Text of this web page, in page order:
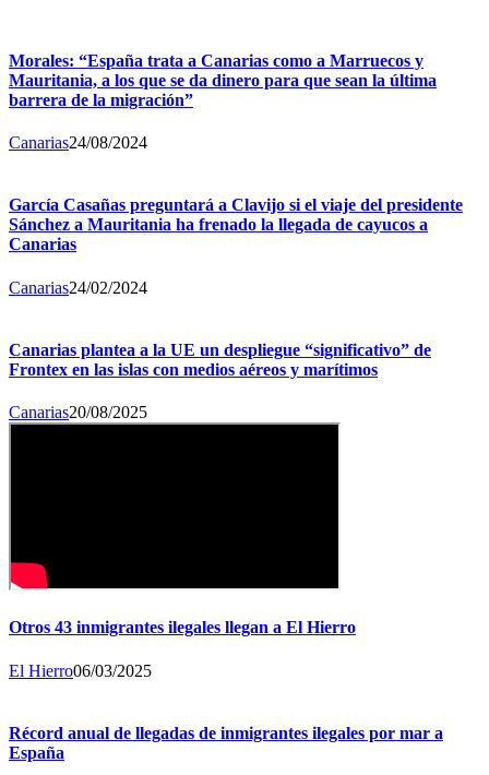
Morales: “España trata a Canarias como a Marruecos y
Mauritania, a los que se da dinero para que sean la última
barrera de la migración”
Canarias24/08/2024
García Casañas preguntará a Clavijo si el viaje del presidente
Sánchez a Mauritania ha frenado la llegada de cayucos a
Canarias
Canarias24/02/2024
Canarias plantea a la UE un despliegue “significativo” de
Frontex en las islas con medios aéreos y marítimos
Canarias20/08/2025
Otros 43 inmigrantes ilegales llegan a El Hierro
El Hierro06/03/2025
Récord anual de llegadas de inmigrantes ilegales por mar a
España